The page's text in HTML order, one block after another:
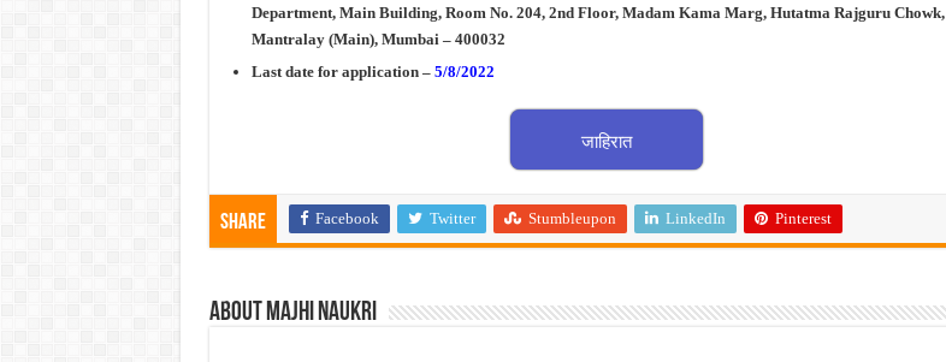
Department, Main Building, Room No. 204, 2nd Floor, Madam Kama Marg, Hutatma Rajguru Chowk,
Mantralay (Main), Mumbai – 400032
Last date for application –5/8/2022
जाहिरात
Share Facebook Twitter Stumbleupon LinkedIn Pinterest
About Majhi Naukri